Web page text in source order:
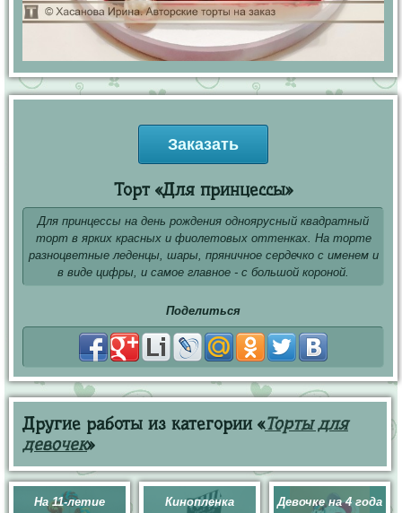
Заказать
Торт «Для принцессы»
Для принцессы на день рождения одноярусный квадратный
торт в ярких красных и фиолетовых оттенках. На торте
разноцветные леденцы, шары, пряничное сердечко с именем и
в виде цифры, и самое главное - с большой короной.
Поделиться
Другие работы из категории «Торты для
девочек»
На 11-летие Кинопленка Девочке на 4 года